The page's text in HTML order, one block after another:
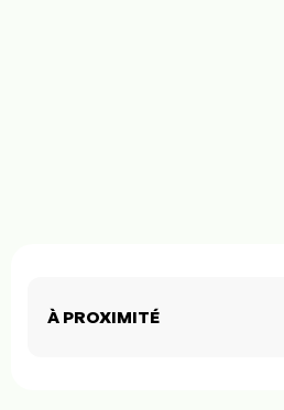
À PROXIMITÉ